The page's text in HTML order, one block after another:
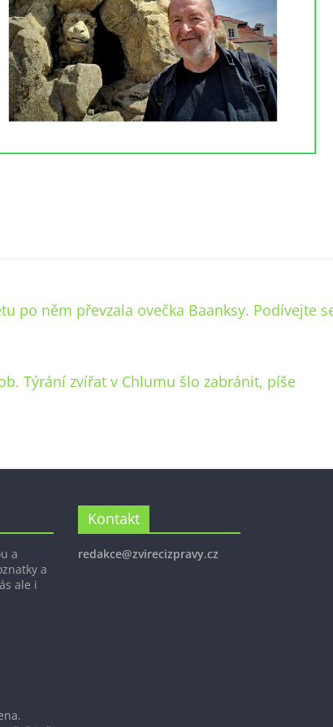
po něm převzala ovečka Baanksy. Podívejte
Týrání zvířat v Chlumu šlo zabránit, píše
a
a
ale i
Kontakt
redakce@zvirecizpravy.cz